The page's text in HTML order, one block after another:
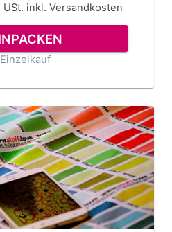
inkl. Versandkosten